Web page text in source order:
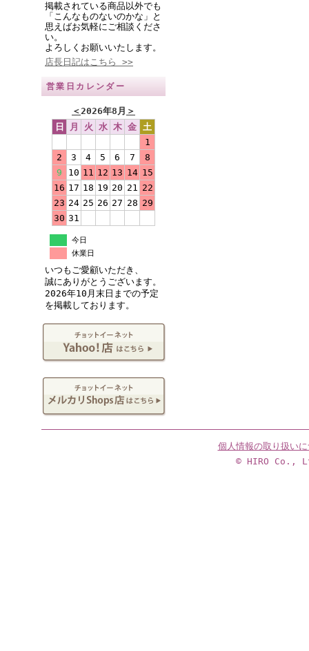
掲載されている商品以外でも
「こんなものないのかな」と
思えばお気軽にご相談くださ
い。
よろしくお願いいたします。
店長日記はこちら >>
営業日カレンダー
＜2026年8月 ＞
日
月 火 水 木 金 土
1
2
3 4 5 6 7
8
9
10 11 12 13 14 15
16 17 18 19 20 21 22
23 24 25 26 27 28 29
30 31
今日
休業日
いつもご愛顧いただき、
誠にありがとうございます。
2026年10月末日までの予定
を掲載しております。
個人情報の取り扱い
© HIRO Co.,